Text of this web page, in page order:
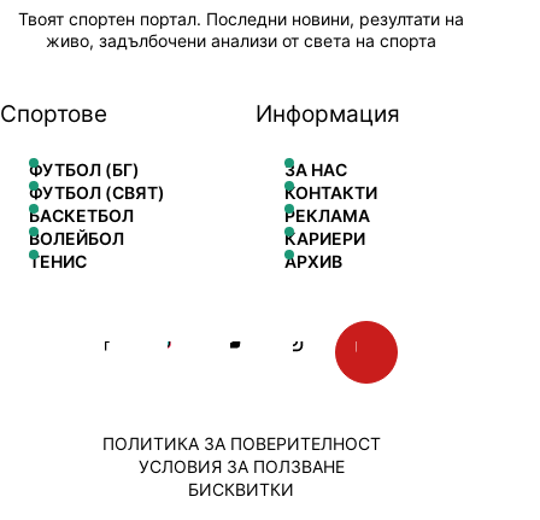
Твоят спортен портал. Последни новини, резултати на
живо, задълбочени анализи от света на спорта
Спортове
ФУТБОЛ (БГ)
ФУТБОЛ (СВЯТ)
БАСКЕТБОЛ
ВОЛЕЙБОЛ
ТЕНИС
Информация
ЗА НАС
КОНТАКТИ
РЕКЛАМА
КАРИЕРИ
АРХИВ
ПОЛИТИКА ЗА ПОВЕРИТЕЛНОСТ
УСЛОВИЯ ЗА ПОЛЗВАНЕ
БИСКВИТКИ